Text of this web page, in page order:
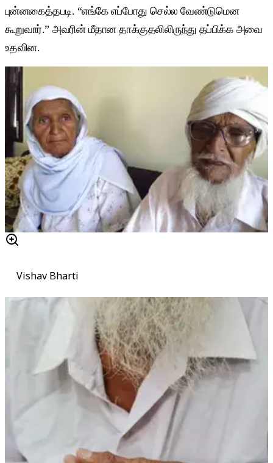
புன்னகைத்தபடி. “எங்கே எப்போது செல்ல வேண்டுமென
கூறுவார்.” அவரின் மீதான தாக்குதலிலிருந்து தப்பிக்க அவை
உதவின.
Vishav Bharti